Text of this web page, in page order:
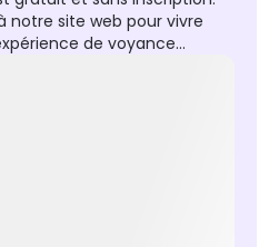
notre site web pour vivre
de voyance